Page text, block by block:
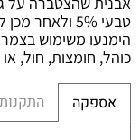
טבעי 5% ולאחר מכן לשטוף היטב במים פושרים.
הימנעו משימוש
כוהל, חומצות, חול,
אספקה התקנות